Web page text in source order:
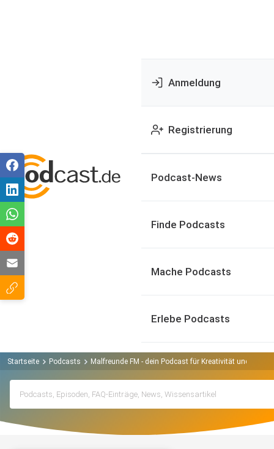
Anmeldung
Registrierung
Podcast-News
Finde Podcasts
Mache Podcasts
Erlebe Podcasts
Startseite Podcasts Malfreunde FM - dein Podcast für Kreativität und